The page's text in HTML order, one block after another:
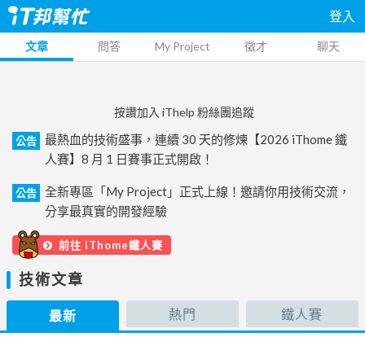
登入
文章 問答 My Project 徵才 聊天
按讚加入 iThelp 粉絲團追蹤
公告
最熱血的技術盛事，連續 30 天的修煉【2026 iThome 鐵
人賽】8 月 1 日賽事正式開啟！
公告
全新專區「My Project」正式上線！邀請你用技術交流，
分享最真實的開發經驗
前往 iThome鐵人賽
技術文章
最新 熱門 鐵人賽